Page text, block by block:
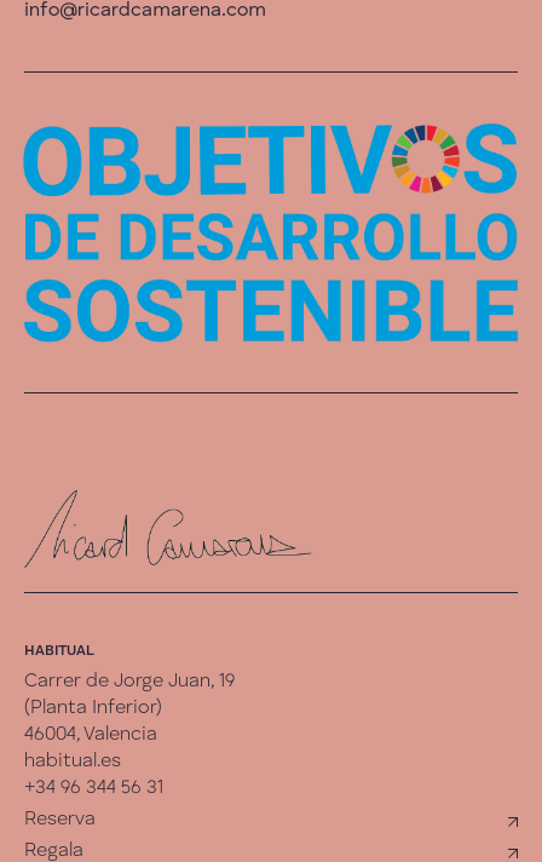
info@ricardcamarena.com
HABITUAL
Carrer de Jorge Juan, 19
(Planta Inferior)
46004, Valencia
habitual.es
+34 96 344 56 31
Reserva
Regala